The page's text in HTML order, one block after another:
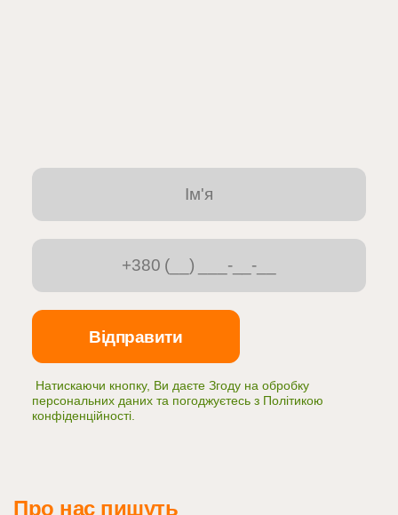
Натискаючи кнопку, Ви даєте Згоду на обробку
персональних даних та погоджуєтесь з Політикою
конфіденційності.
Про нас пишуть